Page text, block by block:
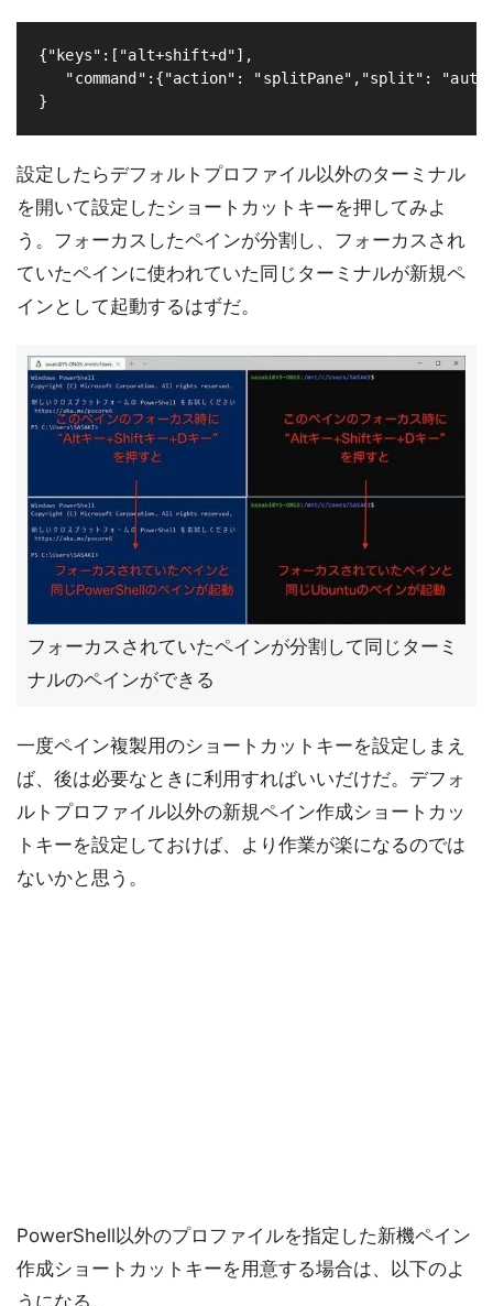
{"keys":["alt+shift+d"],
"command":{"action": "splitPane","split":
設定したらデフォルトプロファイル以外のターミナル
を開いて設定したショートカットキーを押してみよ
う。フォーカスしたペインが分割し、フォーカスされ
ていたペインに使われていた同じターミナルが新規ペ
インとして起動するはずだ。
フォーカスされていたペインが分割して同じターミ
ナルのペインができる
一度ペイン複製用のショートカットキーを設定しまえ
ば、後は必要なときに利用すればいいだけだ。デフォ
ルトプロファイル以外の新規ペイン作成ショートカッ
トキーを設定しておけば、より作業が楽になるのでは
ないかと思う。
PowerShell以外のプロファイルを指定した新機ペイン
作成ショートカットキーを用意する場合は、以下のよ
うになる。